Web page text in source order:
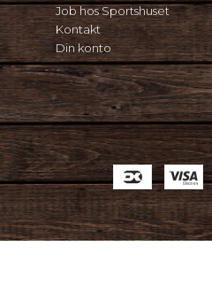
Job hos Sportshuset
Kontakt
Din konto